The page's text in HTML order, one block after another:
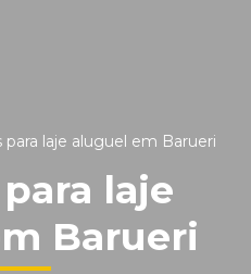
para laje aluguel em Barueri
laje
Barueri